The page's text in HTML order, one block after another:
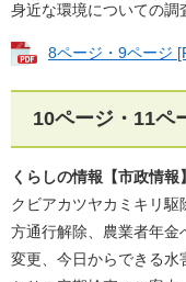
身近な環境​​についての調
8ページ・9ページ
10ページ・11ペ
くらしの情報【市政情報】
クビアカツヤカミキリ
方通行解除、農業者年
変更、今日からできる水